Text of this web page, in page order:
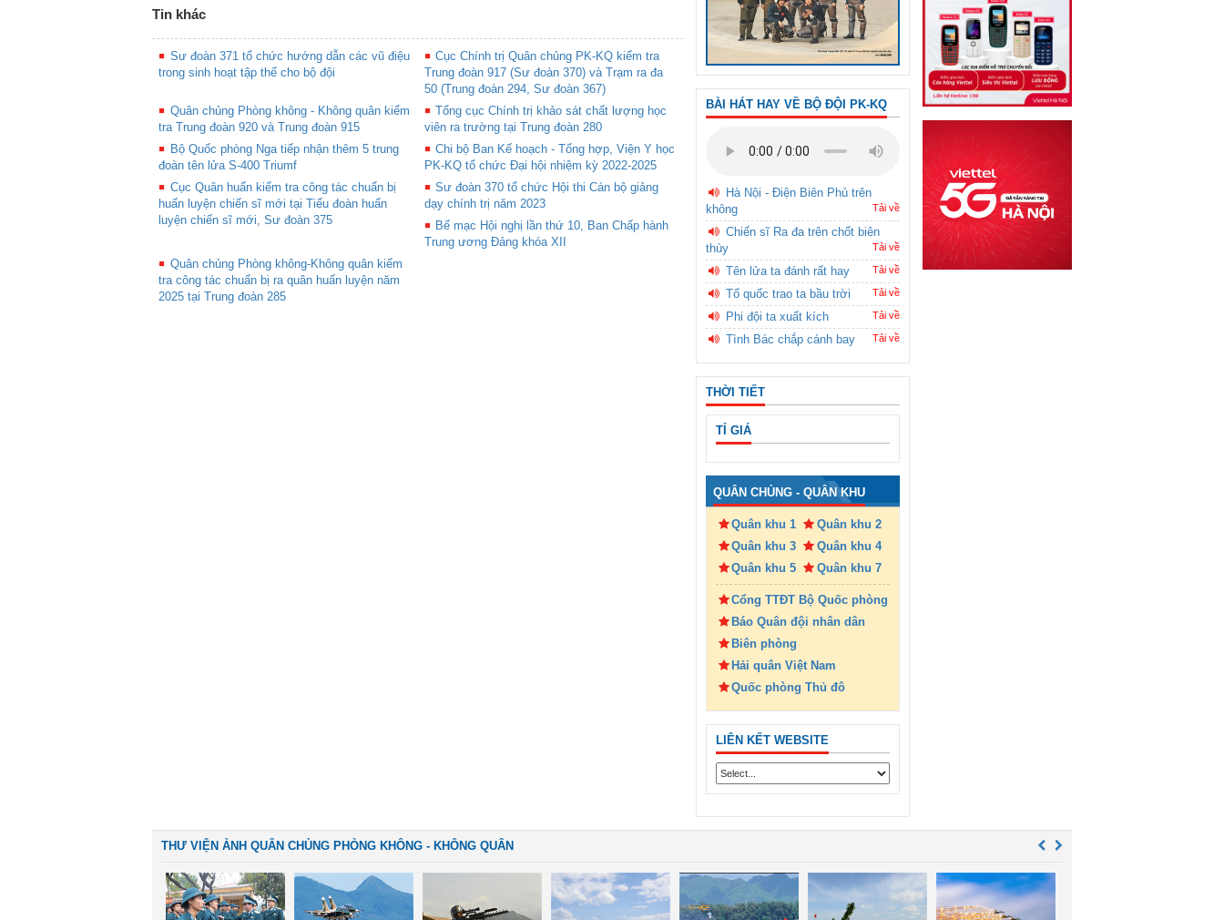
Tin khác
Sư đoàn 371 tổ chức hướng dẫn các vũ điệu
trong sinh hoạt tập thể cho bộ đội
Cục Chính trị Quân chủng PK-KQ kiểm tra
Trung đoàn 917 (Sư đoàn 370) và Trạm ra đa
50 (Trung đoàn 294, Sư đoàn 367)
Quân chủng Phòng không - Không quân kiểm
tra Trung đoàn 920 và Trung đoàn 915
Tổng cục Chính trị khảo sát chất lượng học
viên ra trường tại Trung đoàn 280
Bộ Quốc phòng Nga tiếp nhận thêm 5 trung
đoàn tên lửa S-400 Triumf
Chi bộ Ban Kế hoạch - Tổng hợp, Viện Y học
PK-KQ tổ chức Đại hội nhiệm kỳ 2022-2025
Cục Quân huấn kiểm tra công tác chuẩn bị
huấn luyện chiến sĩ mới tại Tiểu đoàn huấn
luyện chiến sĩ mới, Sư đoàn 375
Sư đoàn 370 tổ chức Hội thi Cán bộ giảng
dạy chính trị năm 2023
Bế mạc Hội nghị lần thứ 10, Ban Chấp hành
Trung ương Đảng khóa XII
Quân chủng Phòng không-Không quân kiểm
tra công tác chuẩn bị ra quân huấn luyện năm
2025 tại Trung đoàn 285
BÀI HÁT HAY VỀ BỘ ĐỘI PK-KQ
Hà Nội - Điện Biên Phủ trên
không
Tải về
Chiến sĩ Ra đa trên chốt biên
thùy
Tải về
Tên lửa ta đánh rất hay Tải về
Tổ quốc trao ta bầu trời Tải về
Phi đội ta xuất kích Tải về
Tình Bác chắp cánh bay Tải về
THỜI TIẾT
TỈ GIÁ
QUÂN CHỦNG - QUÂN KHU
Quân khu 1
Quân khu 2
Quân khu 3
Quân khu 4
Quân khu 5
Quân khu 7
Cổng TTĐT Bộ Quốc phòng
Báo Quân đội nhân dân
Biên phòng
Hải quân Việt Nam
Quốc phòng Thủ đô
LIÊN KẾT WEBSITE
THƯ VIỆN ẢNH QUÂN CHỦNG PHÒNG KHÔNG - KHÔNG QUÂN